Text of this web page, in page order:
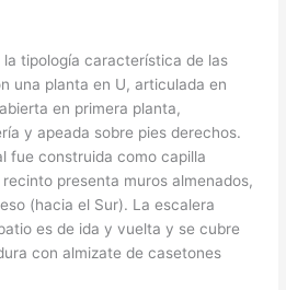
tipología característica de las
una planta en U, articulada en
en primera planta,
y apeada sobre pies derechos.
fue construida como capilla
presenta muros almenados,
(hacia el Sur). La escalera
es de ida y vuelta y se cubre
con almizate de casetones